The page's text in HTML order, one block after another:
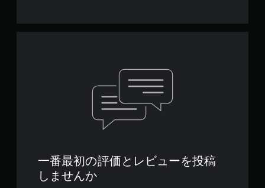
一番最初の評価とレビューを投稿
しませんか